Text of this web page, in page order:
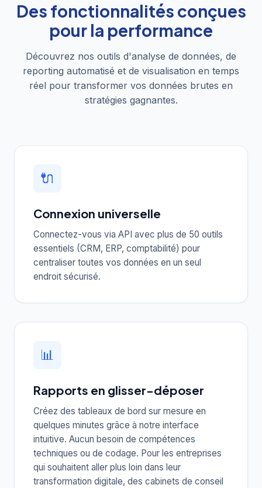
Des fonctionnalités conçues
pour la performance
Découvrez nos outils d'analyse de données, de
reporting automatisé et de visualisation en temps
réel pour transformer vos données brutes en
stratégies gagnantes.
🔌
Connexion universelle
Connectez-vous via API avec plus de 50 outils
essentiels (CRM, ERP, comptabilité) pour
centraliser toutes vos données en un seul
endroit sécurisé.
📊
Rapports en glisser-déposer
Créez des tableaux de bord sur mesure en
quelques minutes grâce à notre interface
intuitive. Aucun besoin de compétences
techniques ou de codage. Pour les entreprises
qui souhaitent aller plus loin dans leur
transformation digitale, des cabinets de conseil